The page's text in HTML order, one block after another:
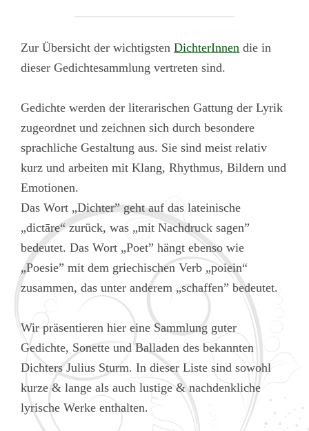
Zur Übersicht der wichtigstenDichterInnen die in
dieser Gedichtesammlung vertreten sind.
Gedichte werden der literarischen Gattung der Lyrik
zugeordnet und zeichnen sich durch besondere
sprachliche Gestaltung aus. Sie sind meist relativ
kurz und arbeiten mit Klang, Rhythmus, Bildern und
Emotionen.
Das Wort „Dichter” geht auf das lateinische
„dictāre“ zurück, was „mit Nachdruck sagen”
bedeutet. Das Wort „Poet” hängt ebenso wie
„Poesie” mit dem griechischen Verb „poiein“
zusammen, das unter anderem „schaffen” bedeutet.
Wir präsentieren hier eine Sammlung guter
Gedichte, Sonette und Balladen des bekannten
Dichters Julius Sturm. In dieser Liste sind sowohl
kurze & lange als auch lustige & nachdenkliche
lyrische Werke enthalten.